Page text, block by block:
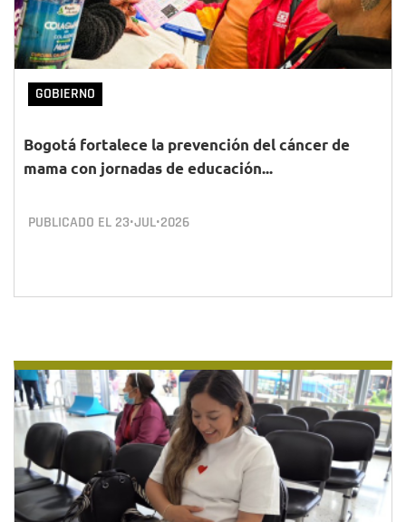
GOBIERNO
Bogotá fortalece la prevención del cáncer de
mama con jornadas de educación...
PUBLICADO EL 23•JUL•2026